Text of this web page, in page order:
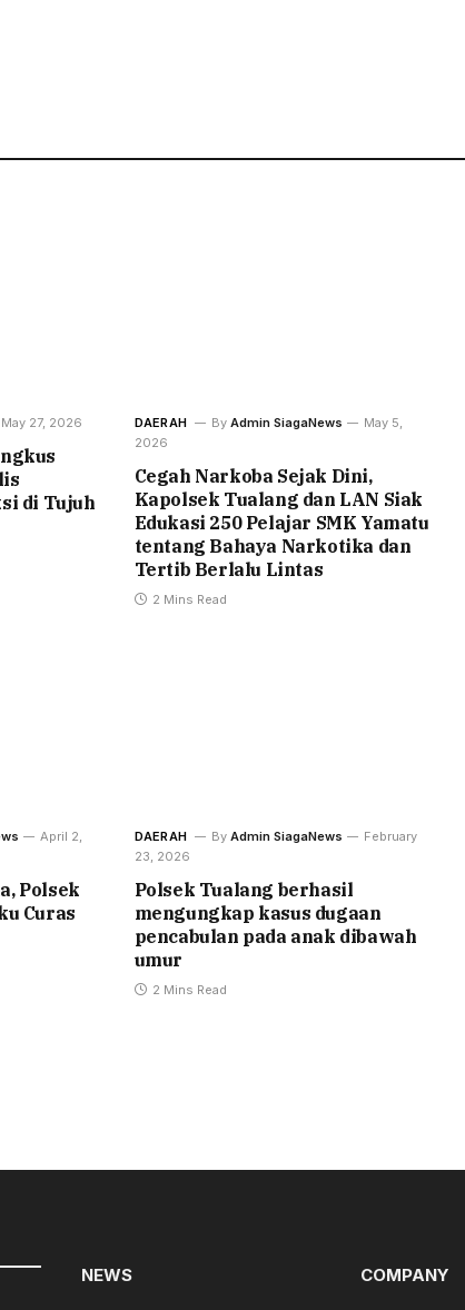
May 27, 2026
di Tujuh
DAERAH By Admin SiagaNews
May 5,
2026
Cegah Narkoba Sejak Dini,
Kapolsek Tualang dan LAN Siak
Edukasi 250 Pelajar SMK Yamatu
tentang Bahaya Narkotika dan
Tertib Berlalu Lintas
2 Mins Read
April 2,
Polsek
Curas
DAERAH By Admin SiagaNews
February
23, 2026
Polsek Tualang berhasil
mengungkap kasus dugaan
pencabulan pada anak dibawah
umur
2 Mins Read
NEWS COMPANY